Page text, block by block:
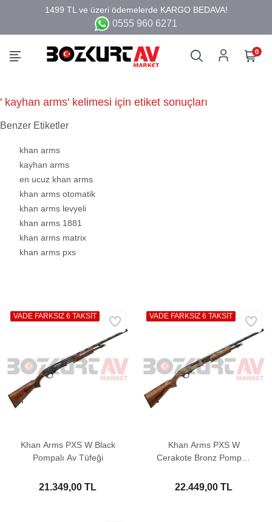
0555 960 6271
0
' kayhan arms' kelimesi için etiket sonuçları
Benzer Etiketler
khan arms
kayhan arms
en ucuz khan arms
khan arms otomatik
khan arms levyeli
khan arms 1881
khan arms matrix
khan arms pxs
Khan Arms PXS W Black
Pompalı Av Tüfeği
21.349,00 TL
VADE FARKSIZ 6 TAKSİT
Khan Arms PXS W
Cerakote Bronz Pompalı
22.449,00 TL
VADE FARKSIZ 6 TAKSİT